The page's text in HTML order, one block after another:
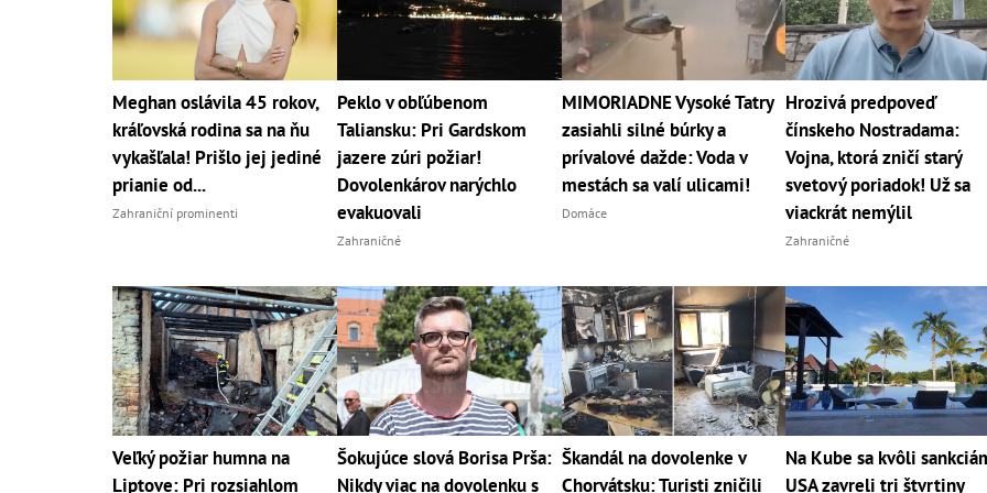
Meghan oslávila 45 rokov,
kráľovská rodina sa na ňu
vykašľala! Prišlo jej jediné
prianie od...
Zahraniční prominenti
Peklo v obľúbenom
Taliansku: Pri Gardskom
jazere zúri požiar!
Dovolenkárov narýchlo
evakuovali
Zahraničné
MIMORIADNE Vysoké Tatry
zasiahli silné búrky a
prívalové dažde: Voda v
mestách sa valí ulicami!
Domáce
Hrozivá predpoveď
čínskeho Nostradama:
Vojna, ktorá zničí starý
svetový poriadok! Už sa
viackrát nemýlil
Zahraničné
Veľký požiar humna na
Liptove: Pri rozsiahlom
Šokujúce slová Borisa Prša:
Nikdy viac na dovolenku s
Škandál na dovolenke v
Chorvátsku: Turisti zničili
Na Kube sa kvôli
USA zavreli tri štvrtiny